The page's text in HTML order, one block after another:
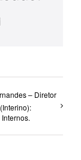
– Diretor